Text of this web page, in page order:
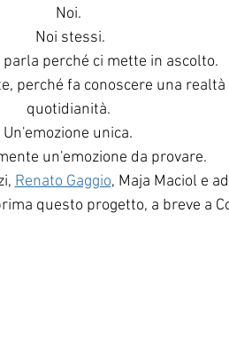
Noi.
Noi stessi.
parla perché ci mette in ascolto.
perché fa conoscere una
quotidianità.
Un'emozione unica.
un'emozione da provare.
Renato Gaggio, Maja Maciol e ad
questo progetto, a breve a